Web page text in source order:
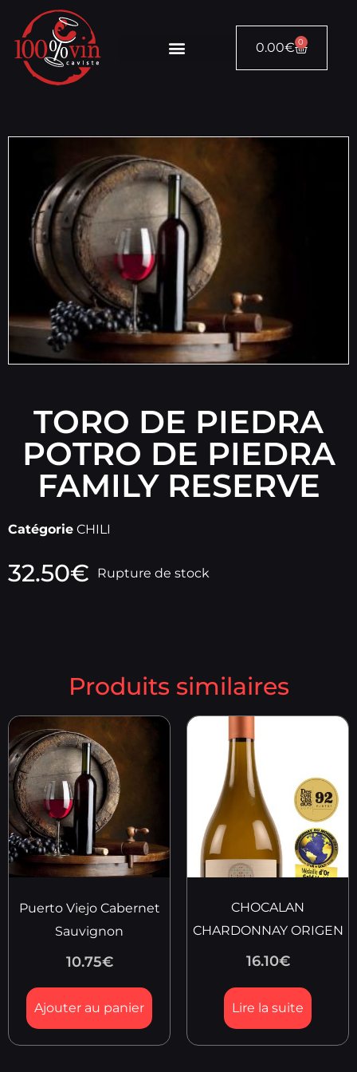
0.00€ 0
TORO DE PIEDRA
POTRO DE PIEDRA
FAMILY RESERVE
Catégorie CHILI
32.50€ Rupture de stock
Produits similaires
Puerto Viejo Cabernet
Sauvignon
10.75€
Ajouter au panier
CHOCALAN
CHARDONNAY ORIGEN
16.10€
Lire la suite